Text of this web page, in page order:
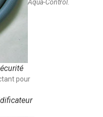
Aqua-Control.